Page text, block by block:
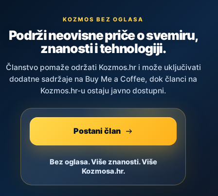
KOZMOS BEZ OGLASA
Podrži neovisne priče o svemiru,
znanosti i tehnologiji.
Članstvo pomaže održati Kozmos.hr i može uključivati
dodatne sadržaje na Buy Me a Coffee, dok članci na
Kozmos.hr-u ostaju javno dostupni.
Postani član
Bez oglasa. Više znanosti. Više
Kozmosa.hr.